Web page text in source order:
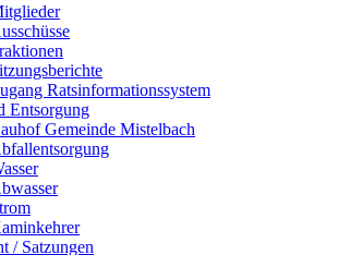
Ratsinformationssystem
Entsorgung
Gemeinde Mistelbach
/ Satzungen